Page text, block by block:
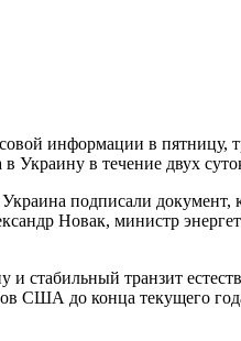
информации в пятницу,
в Украину в течение двух
подписали документ,
Новак, министр
стабильный транзит
США до конца текущего